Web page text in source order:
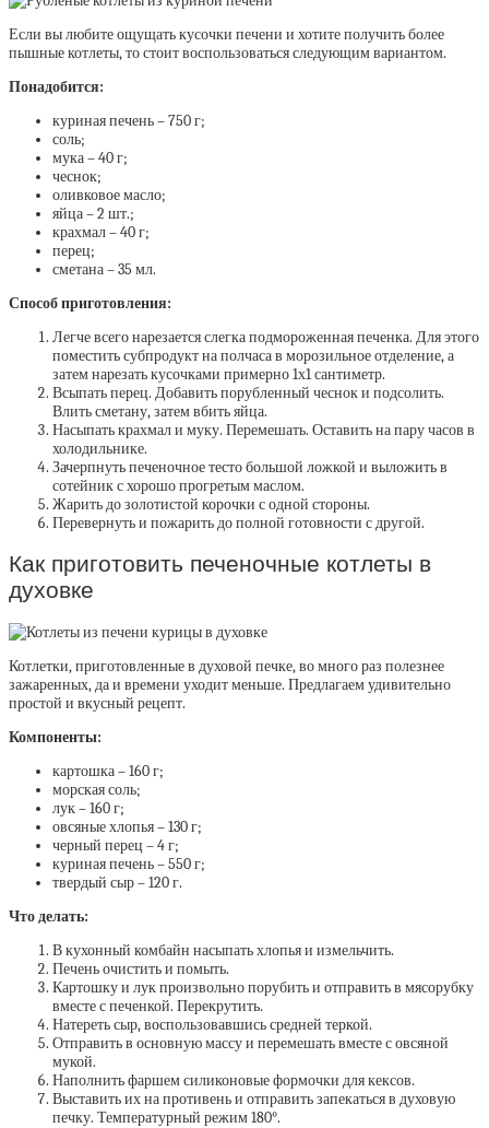
Если вы любите ощущать кусочки печени и хотите получить более
пышные котлеты, то стоит воспользоваться следующим вариантом.
Понадобится:
куриная печень – 750 г;
соль;
мука – 40 г;
чеснок;
оливковое масло;
яйца – 2 шт.;
крахмал – 40 г;
перец;
сметана – 35 мл.
Способ приготовления:
Легче всего нарезается слегка подмороженная печенка. Для этого
поместить субпродукт на полчаса в морозильное отделение, а
затем нарезать кусочками примерно 1х1 сантиметр.
Всыпать перец. Добавить порубленный чеснок и подсолить.
Влить сметану, затем вбить яйца.
Насыпать крахмал и муку. Перемешать. Оставить на пару часов в
холодильнике.
Зачерпнуть печеночное тесто большой ложкой и выложить в
сотейник с хорошо прогретым маслом.
Жарить до золотистой корочки с одной стороны.
Перевернуть и пожарить до полной готовности с другой.
Как приготовить печеночные котлеты в
духовке
Котлетки, приготовленные в духовой печке, во много раз полезнее
зажаренных, да и времени уходит меньше. Предлагаем удивительно
простой и вкусный рецепт.
Компоненты:
картошка – 160 г;
морская соль;
лук – 160 г;
овсяные хлопья – 130 г;
черный перец – 4 г;
куриная печень – 550 г;
твердый сыр – 120 г.
Что делать:
В кухонный комбайн насыпать хлопья и измельчить.
Печень очистить и помыть.
Картошку и лук произвольно порубить и отправить в мясорубку
вместе с печенкой. Перекрутить.
Натереть сыр, воспользовавшись средней теркой.
Отправить в основную массу и перемешать вместе с овсяной
мукой.
Наполнить фаршем силиконовые формочки для кексов.
Выставить их на противень и отправить запекаться в духовую
печку. Температурный режим 180°.